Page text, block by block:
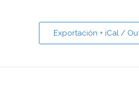
Exportación + iCal /